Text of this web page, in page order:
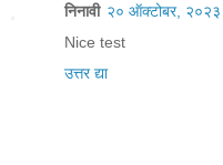
निनावी २० ऑक्टोबर, २०२३
Nice test
उत्तर द्या